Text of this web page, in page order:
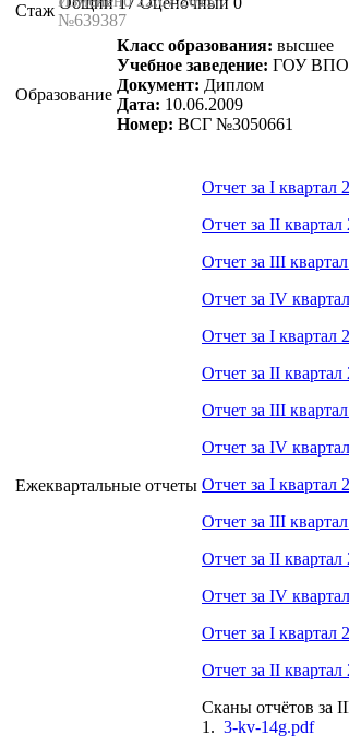
Стаж
№639387
Образование
Класс образования: высшее
Учебное заведение: ГОУ ВПО
Документ: Диплом
Дата: 10.06.2009
Номер: ВСГ №3050661
Ежеквартальные отчеты
Отчет за I квартал
Отчет за II квартал
Отчет за III
Отчет за IV
Отчет за I квартал
Отчет за II квартал
Отчет за III
Отчет за IV
Отчет за I квартал
Отчет за III
Отчет за II квартал
Отчет за IV
Отчет за I квартал
Отчет за II квартал
Сканы отчётов за
1. 3-kv-14g.pdf